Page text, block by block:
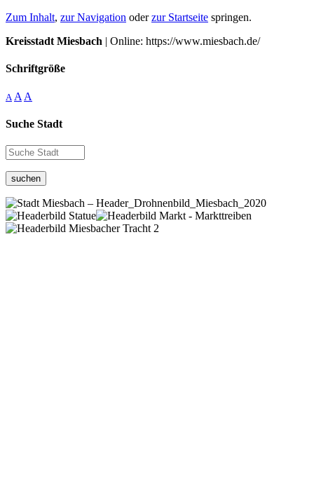
Zum Inhalt, zur Navigation oderzur Startseite springen.
Kreisstadt Miesbach | Online: https://www.miesbach.de/
Schriftgröße
A A A
Suche Stadt
suchen